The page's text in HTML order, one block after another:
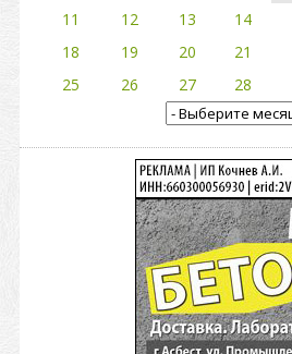
11
12 13 14
18
19 20 21
25
26 27 28